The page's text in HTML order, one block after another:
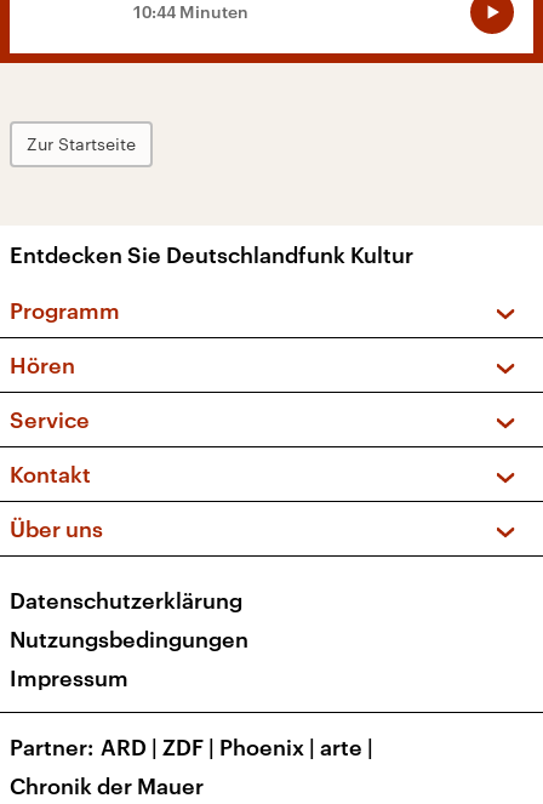
10:44 Minuten
Zur Startseite
Entdecken Sie Deutschlandfunk Kultur
Programm
Sendungen und Podcasts
Musikliste
Kakadu – Das Kinderprogramm
Hören
Frequenzen (UKW + DAB+)
Service
FAQ
Apps
Newsletter
Veranstaltungen
Kontakt
Social Media
Über uns
Presse
Karriere
Transparenz
Datenschutzerklärung
Nutzungsbedingungen
Impressum
Partner ARD | ZDF | Phoenix | arte |
Chronik der Mauer